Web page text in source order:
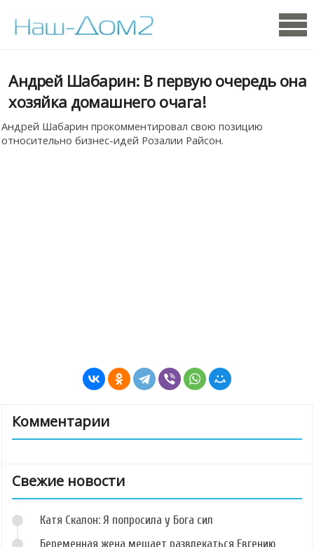
Андрей Шабарин: В первую очередь она
хозяйка домашнего очага!
Андрей Шабарин прокомментировал свою позицию
относительно бизнес-идей Розалии Райсон.
Комментарии
Свежие новости
Катя Скалон: Я попросила у Бога сил
Беременная жена мешает развлекаться Евгению